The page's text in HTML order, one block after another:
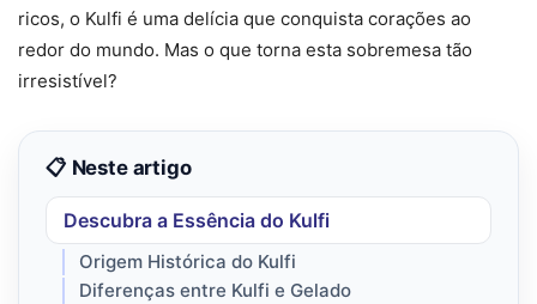
ricos, o Kulfi é uma delícia que conquista corações ao
redor do mundo. Mas o que torna esta sobremesa tão
irresistível?
📋 Neste artigo
Descubra a Essência do Kulfi
Origem Histórica do Kulfi
Diferenças entre Kulfi e Gelado